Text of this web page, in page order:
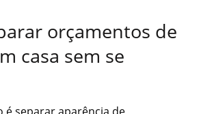
orçamentos de
casa sem se
é separar aparência de